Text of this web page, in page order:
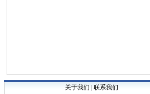
关于我们 |联系我们